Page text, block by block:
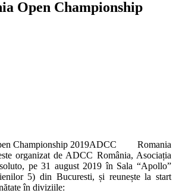
Open Championship
ADCC Romania
organizat de ADCC România, Asociația
pe 31 august 2019 în Sala “Apollo”
5) din Bucuresti, și reunește la start
în diviziile: